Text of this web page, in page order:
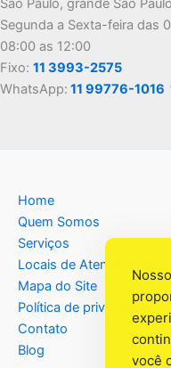
São Paulo, grande São
Segunda a Sexta-feira das
08:00 as 12:00
Fixo: 11 3993-2575
WhatsApp: 11 99776-1016
Home
Quem Somos
Serviços
Locais de Atendimento
Mapa do Site
Política de privacidade
Contato
Blog
você